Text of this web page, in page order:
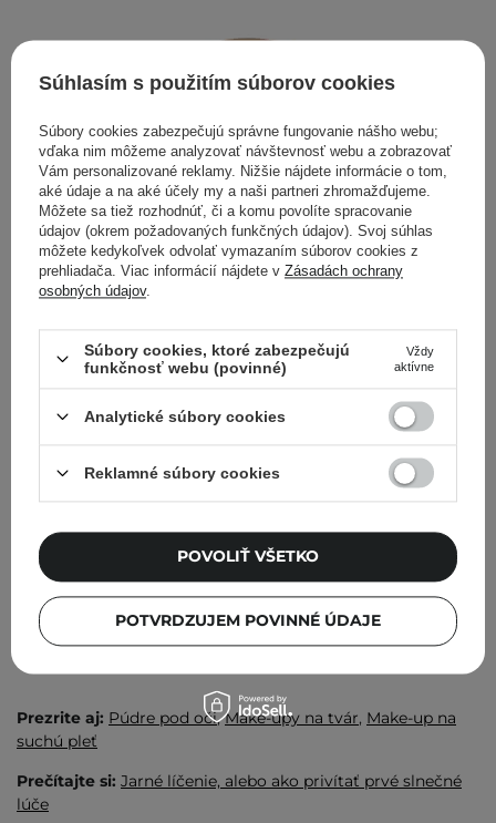
V AKCII
Paese - Sypký bambusový púder na tvár - 5g
Milujete, keď sa Vaša pokožka v lete na slnku jemne
trblieta? Tento efekt môžete získať bez námahy! Stačí
na použitie na záver make-upu za účelom fixácie podkladu.
Ingrediencie v ňom obsiahnuté tiež pomôžu tvár jemne
rozžiariť a dodať mu zdravý lesk.
Prezrite aj: Púdre pod oči,Make-upy na tvár, Make-up na
suchú pleť
Prečítajte si: Jarné líčenie, alebo ako privítať prvé slnečné
lúče
Súhlasím s použitím súborov cookies
Súbory cookies zabezpečujú správne fungovanie nášho webu;
vďaka nim môžeme analyzovať návštevnosť webu a zobrazovať
Vám personalizované reklamy. Nižšie nájdete informácie o tom,
aké údaje a na aké účely my a naši partneri zhromažďujeme.
Môžete sa tiež rozhodnúť, či a komu povolíte spracovanie
údajov (okrem požadovaných funkčných údajov). Svoj súhlas
môžete kedykoľvek odvolať vymazaním súborov cookies z
prehliadača. Viac informácií nájdete v Zásadách ochrany
osobných údajov.
Súbory cookies, ktoré zabezpečujú
funkčnosť webu (povinné)
Vždy
aktívne
Analytické súbory cookies
Reklamné súbory cookies
POTVRDZUJEM POVINNÉ ÚDAJE
POVOLIŤ VŠETKO